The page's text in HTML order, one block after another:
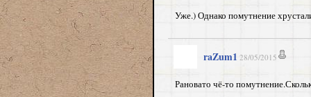
Уже.) Однако помутнение
raZum1 28/05/2015
Рановато чё-то